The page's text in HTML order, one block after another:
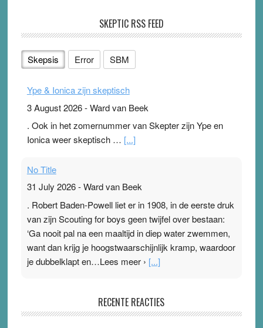
SKEPTIC RSS FEED
Skepsis Error SBM
Ype & Ionica zijn skeptisch
3 August 2026-Ward van Beek
. Ook in het zomernummer van Skepter zijn Ype en
Ionica weer skeptisch … [...]
No Title
31 July 2026-Ward van Beek
. Robert Baden-Powell liet er in 1908, in de eerste druk
van zijn Scouting for boys geen twijfel over bestaan:
‘Ga nooit pal na een maaltijd in diep water zwemmen,
want dan krijg je hoogstwaarschijnlijk kramp, waardoor
je dubbelklapt en…Lees meer › [...]
Ward van Beek
RECENTE REACTIES